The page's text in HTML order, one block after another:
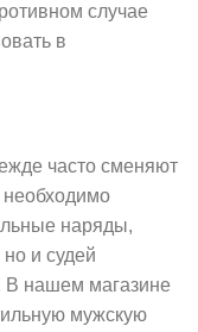
случае
в
часто сменяют
необходимо
наряды,
и судей
В нашем магазине
мужскую